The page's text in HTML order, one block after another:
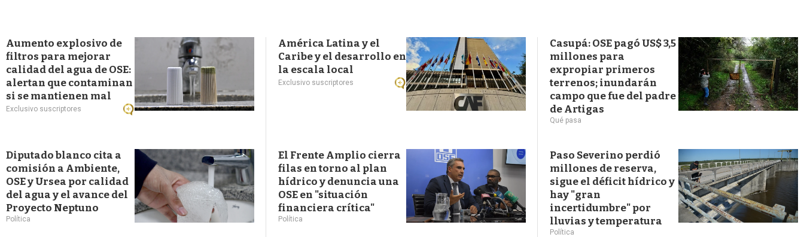
e
d
a
Aumento explosivo de
filtros para mejorar
calidad del agua de OSE:
alertan que contaminan
si se mantienen mal
Exclusivo suscriptores
América Latina y el
Caribe y el desarrollo en
la escala local
Exclusivo suscriptores
Casupá: OSE pagó US$ 3,5
millones para
expropiar primeros
terrenos; inundarán
campo que fue del padre
de Artigas
Qué pasa
Diputado blanco cita a
comisión a Ambiente,
OSE y Ursea por calidad
del agua y el avance del
Proyecto Neptuno
Política
El Frente Amplio cierra
filas en torno al plan
hídrico y denuncia una
OSE en "situación
financiera crítica"
Política
Paso Severino perdió
millones de reserva,
sigue el déficit hídrico y
hay "gran
incertidumbre" por
lluvias y temperatura
Política